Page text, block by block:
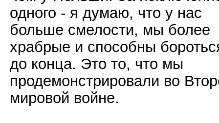
одного - я думаю, что у нас
больше смелости, мы более
храбрые и способны
до конца. Это то, что мы
продемонстрировали во
мировой войне.